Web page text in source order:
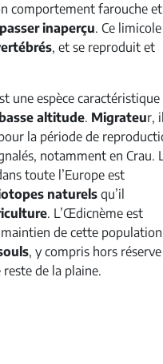
comportement farouche et
passer inaperçu. Ce limicole
, et se reproduit et
une espèce caractéristique
altitude. Migrateur, il
la période de
notamment en Crau.
toute l’Europe est
naturelsqu’il
. L’Œdicnème est
de cette population
, y compris hors
de la plaine.